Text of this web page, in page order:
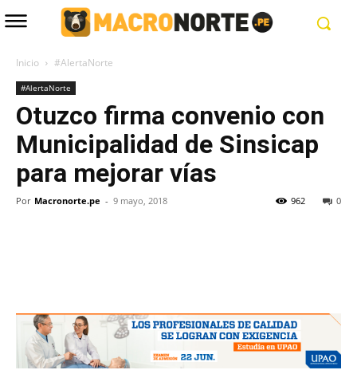
Inicio #AlertaNorte
#AlertaNorte
Otuzco firma convenio con
Municipalidad de Sinsicap
para mejorar vías
Por Macronorte.pe - 9 mayo, 2018 0
962